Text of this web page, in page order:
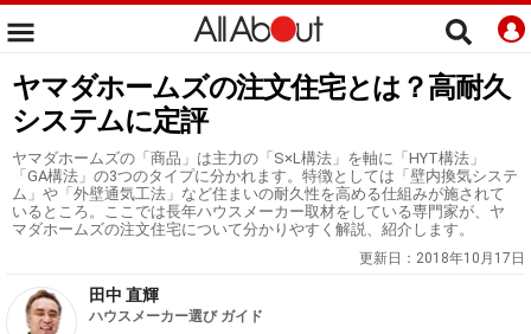
ヤマダホームズの注文住宅とは？高耐久
システムに定評
ヤマダホームズの「商品」は主力の「S×L構法」を軸に「HYT構法」
「GA構法」の3つのタイプに分かれます。特徴としては「壁内換気システ
ム」や「外壁通気工法」など住まいの耐久性を高める仕組みが施されて
いるところ。ここでは長年ハウスメーカー取材をしている専門家が、ヤ
マダホームズの注文住宅について分かりやすく解説、紹介します。
更新日： 2018年10月17日
田中 直輝
ハウスメーカー選び ガイド